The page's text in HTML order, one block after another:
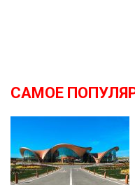
САМОЕ